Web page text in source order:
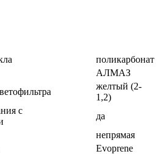
поликарбонат
АЛМАЗ
желтый (2-
1,2)
с
да
непрямая
Evoprene